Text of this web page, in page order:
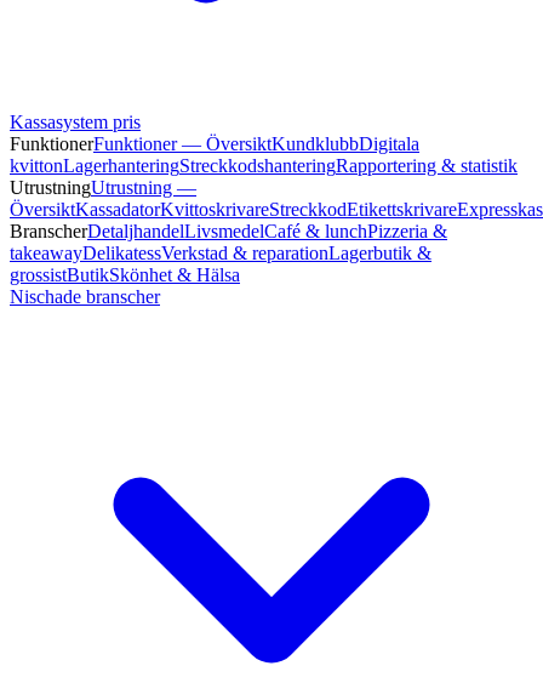
Kassasystem pris
FunktionerFunktioner — ÖversiktKundklubbDigitala
kvittonLagerhanteringStreckkodshanteringRapportering & statistik
UtrustningUtrustning —
ÖversiktKassadatorKvittoskrivareStreckkodEtikettskrivare
BranscherDetaljhandelLivsmedelCafé & lunchPizzeria &
takeawayDelikatessVerkstad & reparationLagerbutik &
grossistButikSkönhet & Hälsa
Nischade branscher